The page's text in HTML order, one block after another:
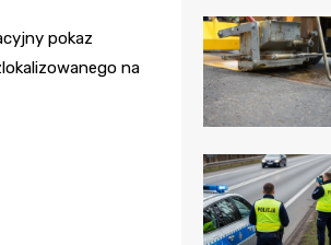
pokaz
na